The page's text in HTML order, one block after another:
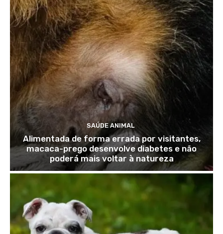
SAÚDE ANIMAL
Alimentada de forma errada por visitantes,
macaca-prego desenvolve diabetes e não
poderá mais voltar à natureza